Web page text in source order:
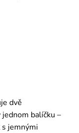
dvě
balíčku –
s jemnými